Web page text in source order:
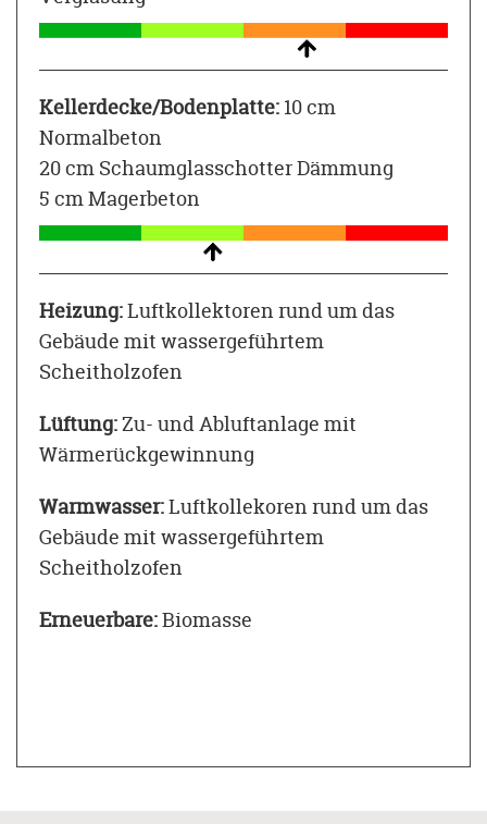
Kellerdecke/Bodenplatte: 10 cm
Normalbeton
20 cm Schaumglasschotter Dämmung
5 cm Magerbeton
Heizung:Luftkollektoren rund um das
Gebäude mit wassergeführtem
Scheitholzofen
Lüftung:Zu- und Abluftanlage mit
Wärmerückgewinnung
Warmwasser:Luftkollekoren rund um das
Gebäude mit wassergeführtem
Scheitholzofen
Erneuerbare:Biomasse